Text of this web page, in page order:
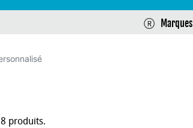
Marques
produits.